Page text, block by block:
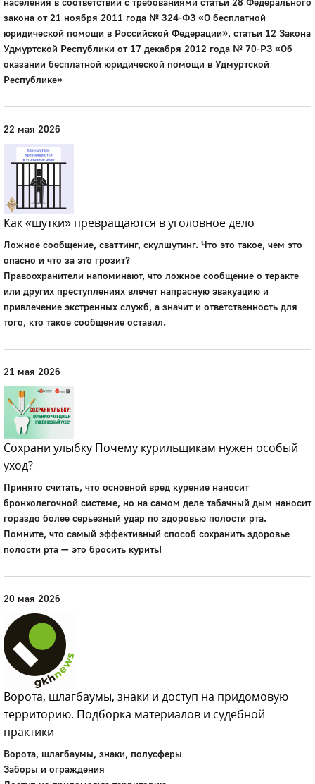
закона от 21 ноября 2011 года № 324-ФЗ «О бесплатной
юридической помощи в Российской Федерации», статьи 12 Закона
Удмуртской Республики от 17 декабря 2012 года № 70-РЗ «Об
оказании бесплатной юридической помощи в Удмуртской
Республике»
22 мая 2026
Как «шутки» превращаются в уголовное дело
Ложное сообщение, сваттинг, скулшутинг. Что это такое, чем это
опасно и что за это грозит?
Правоохранители напоминают, что ложное сообщение о теракте
или других преступлениях влечет напрасную эвакуацию и
привлечение экстренных служб, а значит и ответственность для
того, кто такое сообщение оставил.
21 мая 2026
Сохрани улыбку Почему курильщикам нужен особый
уход?
Принято считать, что основной вред курение наносит
бронхолегочной системе, но на самом деле табачный дым наносит
гораздо более серьезный удар по здоровью полости рта.
Помните, что самый эффективный способ сохранить здоровье
полости рта — это бросить курить!
20 мая 2026
Ворота, шлагбаумы, знаки и доступ на придомовую
территорию. Подборка материалов и судебной
практики
Ворота, шлагбаумы, знаки, полусферы
Заборы и ограждения